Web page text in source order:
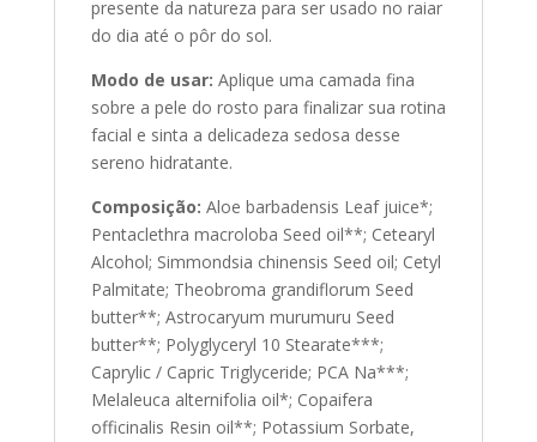
presente da natureza para ser usado no raiar
do dia até o pôr do sol.
Modo de usar: Aplique uma camada fina
sobre a pele do rosto para finalizar sua rotina
facial e sinta a delicadeza sedosa desse
sereno hidratante.
Composição: Aloe barbadensis Leaf juice*;
Pentaclethra macroloba Seed oil**; Cetearyl
Alcohol; Simmondsia chinensis Seed oil; Cetyl
Palmitate; Theobroma grandiflorum Seed
butter**; Astrocaryum murumuru Seed
butter**; Polyglyceryl 10 Stearate***;
Caprylic / Capric Triglyceride; PCA Na***;
Melaleuca alternifolia oil*; Copaifera
officinalis Resin oil**; Potassium Sorbate,